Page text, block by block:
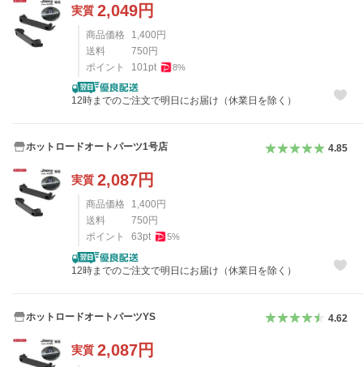
実質 2,049円
商品価格 1,400円
送料
750円
ポイント
101 pt 8%
12時までのご注文で明日にお届け（休業日を除く）
ホットロードオートパーツ1号店 4.85
実質 2,087円
商品価格 1,400 円
送料
750 円
ポイント
63pt 5%
12時までのご注文で明日にお届け（休業日を除く）
ホットロードオートパーツYS 4.62
実質 2,087円